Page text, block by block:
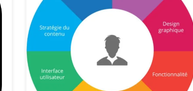
L’importance de l’Expérience Utilisateur dans le
Monde Numérique Dans le monde numérique
d’aujourd’hui, l’expérience utilisateur (UX) joue un rôle
crucial dans le succès d’une application ou d’un site
web. L’UX englobe tous les aspects de l’interaction
d’un utilisateur avec un produit numérique, de la
navigation à la conception visuelle en […]